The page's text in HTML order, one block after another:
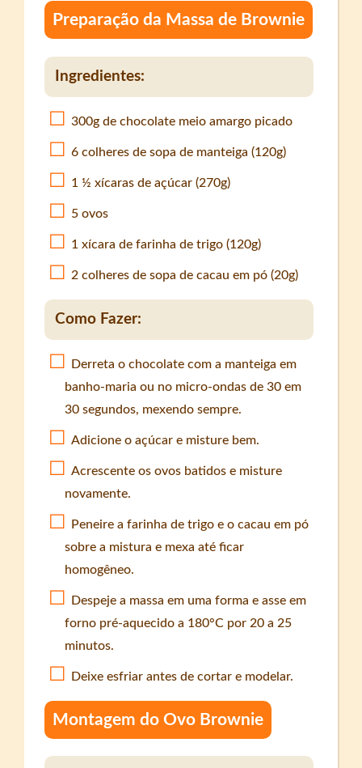
Preparação da Massa de Brownie
Ingredientes:
300g de chocolate meio amargo picado
6 colheres de sopa de manteiga (120g)
1 ½ xícaras de açúcar (270g)
5 ovos
1 xícara de farinha de trigo (120g)
2 colheres de sopa de cacau em pó (20g)
Como Fazer:
Derreta o chocolate com a manteiga em
banho-maria ou no micro-ondas de 30 em
30 segundos, mexendo sempre.
Adicione o açúcar e misture bem.
Acrescente os ovos batidos e misture
novamente.
Peneire a farinha de trigo e o cacau em pó
sobre a mistura e mexa até ficar
homogêneo.
Despeje a massa em uma forma e asse em
forno pré-aquecido a 180°C por 20 a 25
minutos.
Deixe esfriar antes de cortar e modelar.
Montagem do Ovo Brownie